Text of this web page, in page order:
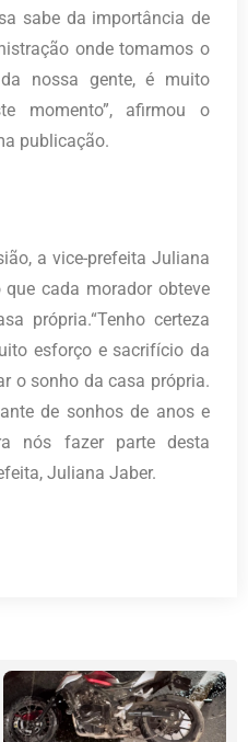
sabe da importância de
onde tomamos o
nossa gente, é muito
momento”, afirmou o
publicação.
a vice-prefeita Juliana
cada morador obteve
própria.“Tenho certeza
esforço e sacrifício da
o sonho da casa própria.
de sonhos de anos e
nós fazer parte desta
Juliana Jaber.